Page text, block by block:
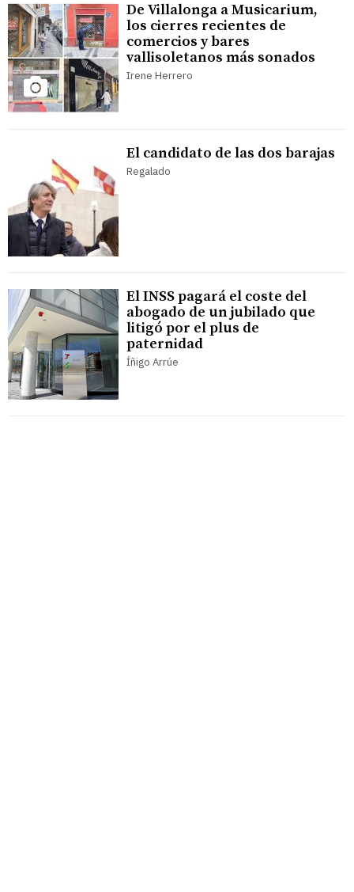
De Villalonga a Musicarium,
los cierres recientes de
comercios y bares
vallisoletanos más sonados
Irene Herrero
El candidato de las dos barajas
Regalado
El INSS pagará el coste del
abogado de un jubilado que
litigó por el plus de
paternidad
Íñigo Arrúe